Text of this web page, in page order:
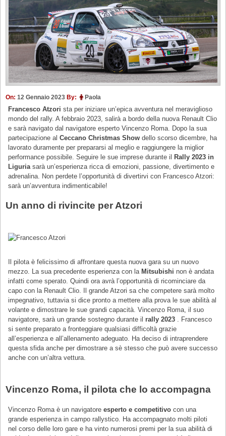
On: 12 Gennaio 2023 By: Paola
Francesco Atzori sta per iniziare un’epica avventura nel meraviglioso
mondo del rally. A febbraio 2023, salirà a bordo della nuova Renault Clio
e sarà navigato dal navigatore esperto Vincenzo Roma. Dopo la sua
partecipazione alCeccano Christmas Show dello scorso dicembre, ha
lavorato duramente per prepararsi al meglio e raggiungere la miglior
performance possibile. Seguire le sue imprese durante il
Rally 2023 in
Liguriasarà un’esperienza ricca di emozioni, passione, divertimento e
adrenalina. Non perdete l’opportunità di divertirvi con Francesco Atzori:
sarà un’avventura indimenticabile!
Un anno di rivincite per Atzori
Il pilota è felicissimo di affrontare questa nuova gara su un nuovo
mezzo. La sua precedente esperienza con la Mitsubishi non è andata
infatti come sperato. Quindi ora avrà l’opportunità di ricominciare da
capo con la Renault Clio. Il grande Atzori sa che competere sarà molto
impegnativo, tuttavia si dice pronto a mettere alla prova le sue abilità al
volante e dimostrare le sue grandi capacità. Vincenzo Roma, il suo
navigatore, sarà un grande sostegno durante il rally 2023 . Francesco
si sente preparato a fronteggiare qualsiasi difficoltà grazie
all’esperienza e all’allenamento adeguato. Ha deciso di intraprendere
questa sfida anche per dimostrare a sè stesso che può avere successo
anche con un’altra vettura.
Vincenzo Roma, il pilota che lo accompagna
Vincenzo Roma è un navigatoreesperto e competitivo con una
grande esperienza in campo rallystico. Ha accompagnato molti piloti
nel corso delle loro gare e ha vinto numerosi premi per la sua abilità di